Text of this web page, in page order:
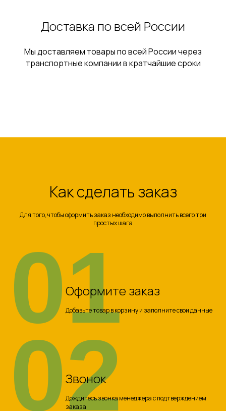
Доставка по всей России
Мы доставляем товары по всей России через
транспортные компании в кратчайшие сроки
Как сделать заказ
Для того, чтобы оформить заказ необходимо выполнить всего три
простых шага
Оформите заказ
Добавьте товар в корзину и заполните свои данные
01
Звонок
Дождитесь звонка менеджера с подтверждением
заказа
02